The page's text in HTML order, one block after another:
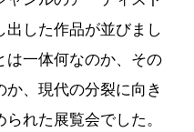
した作品が並びまし
は一体何なのか、その
、現代の分裂に向き
れた展覧会でした。